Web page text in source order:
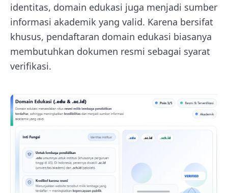
identitas, domain edukasi juga menjadi sumber
informasi akademik yang valid. Karena bersifat
khusus, pendaftaran domain edukasi biasanya
membutuhkan dokumen resmi sebagai syarat
verifikasi.